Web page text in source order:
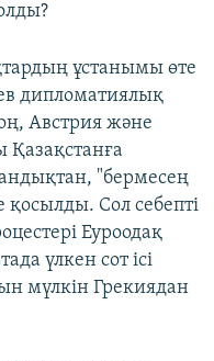
ұстанымы өте
дипломатиялық
Австрия және
Қазақстанға
"бермесең
қосылды. Сол себепті
Еуроодақ
үлкен сот ісі
мүлкін Грекиядан